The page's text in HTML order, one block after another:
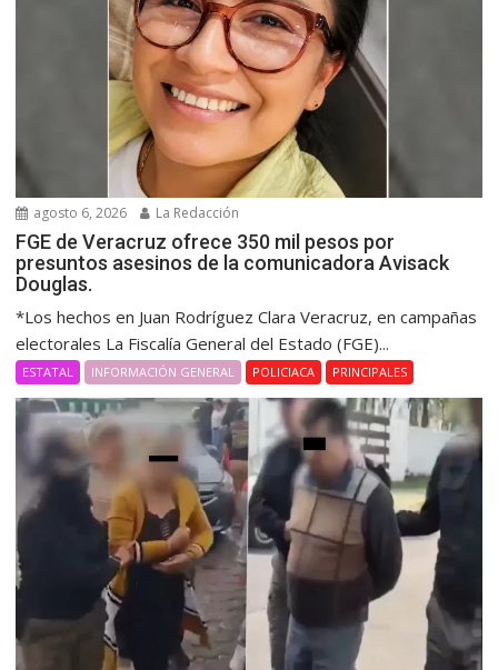
agosto 6, 2026 La Redacción
FGE de Veracruz ofrece 350 mil pesos por
presuntos asesinos de la comunicadora Avisack
Douglas.
*Los hechos en Juan Rodríguez Clara Veracruz, en campañas
electorales La Fiscalía General del Estado (FGE)...
ESTATAL INFORMACIÓN GENERAL POLICIACA PRINCIPALES